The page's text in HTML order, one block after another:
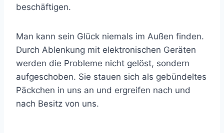
beschäftigen.
Man kann sein Glück niemals im Außen finden.
Durch Ablenkung mit elektronischen Geräten
werden die Probleme nicht gelöst, sondern
aufgeschoben. Sie stauen sich als gebündeltes
Päckchen in uns an und ergreifen nach und
nach Besitz von uns.